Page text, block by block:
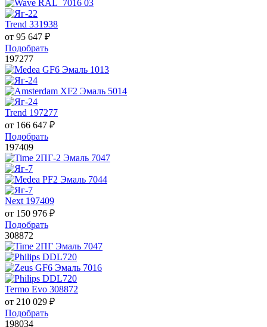
Trend 331938
от 95 647 ₽
Подобрать
197277
Trend 197277
от 166 647 ₽
Подобрать
197409
Next 197409
от 150 976 ₽
Подобрать
308872
Termo Evo 308872
от 210 029 ₽
Подобрать
198034